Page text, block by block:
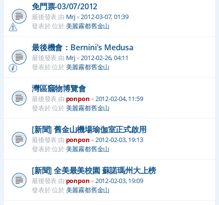
免門票-03/07/2012
最後發表 由 Mrj«2012-03-07, 01:39
發表於 位於 美麗霧都舊金山
最後機會：Bernini's Medusa
最後發表 由 Mrj«2012-02-26, 04:11
發表於 位於 美麗霧都舊金山
灣區竉物博覽會
最後發表 由 ponpon« 2012-02-04, 11:59
發表於 位於 美麗霧都舊金山
[新聞] 舊金山機場瑜伽室正式啟用
最後發表 由 ponpon« 2012-02-03, 19:13
發表於 位於 美麗霧都舊金山
[新聞] 全美最美校園 蘇諾瑪州大上榜
最後發表 由 ponpon« 2012-02-03, 19:09
發表於 位於 美麗霧都舊金山